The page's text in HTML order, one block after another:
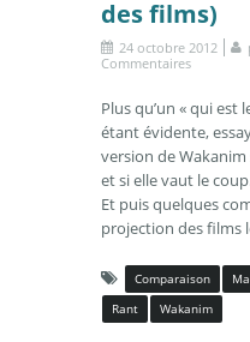
des films)
24 octobre 2012
Commentaires
Plus qu’un « qui est
étant évidente,
version de Wakanim
et si elle vaut le
Et puis quelques
projection des films
Comparaison
Rant
Wakanim